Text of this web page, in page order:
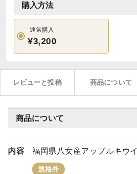
購入方法
通常購入
¥3,200
レビューと投稿 商品について
商品について
内容 福岡県八女産アップルキウイ
規格外